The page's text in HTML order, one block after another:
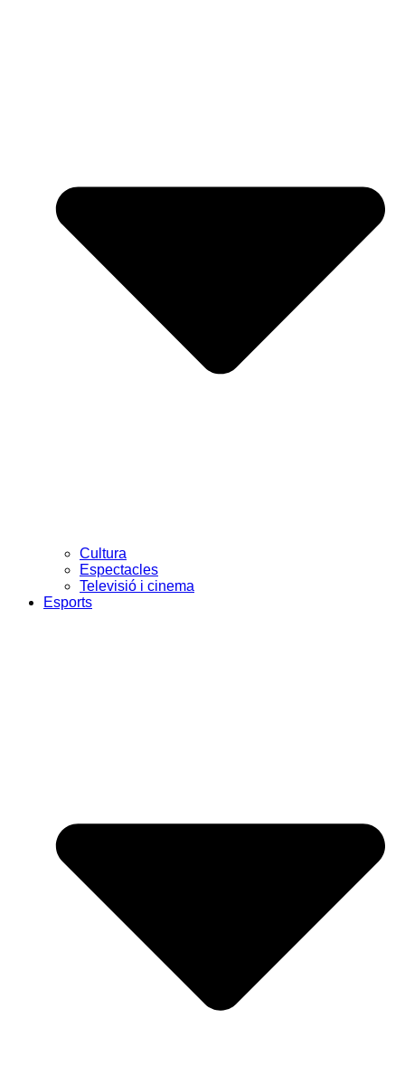
Cultura
Espectacles
Televisió i cinema
Esports